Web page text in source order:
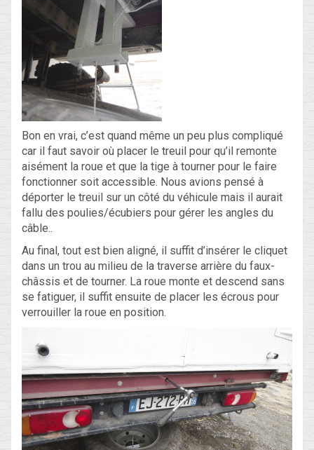
Bon en vrai, c’est quand même un peu plus compliqué
car il faut savoir où placer le treuil pour qu’il remonte
aisément la roue et que la tige à tourner pour le faire
fonctionner soit accessible. Nous avions pensé à
déporter le treuil sur un côté du véhicule mais il aurait
fallu des poulies/écubiers pour gérer les angles du
câble..
Au final, tout est bien aligné, il suffit d’insérer le cliquet
dans un trou au milieu de la traverse arrière du faux-
châssis et de tourner. La roue monte et descend sans
se fatiguer, il suffit ensuite de placer les écrous pour
verrouiller la roue en position.